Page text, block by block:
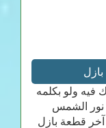
فيه ولو بكلمه
نور الشمس
قطعة بازل